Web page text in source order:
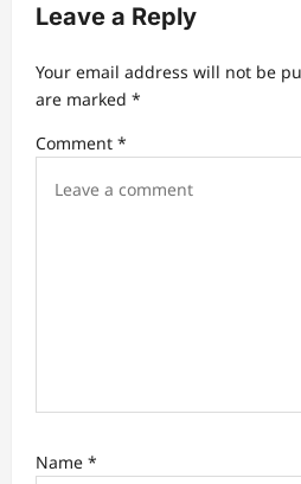
i
a
i
Leave a Reply
Your email address will not be
are marked *
Comment *
Name *